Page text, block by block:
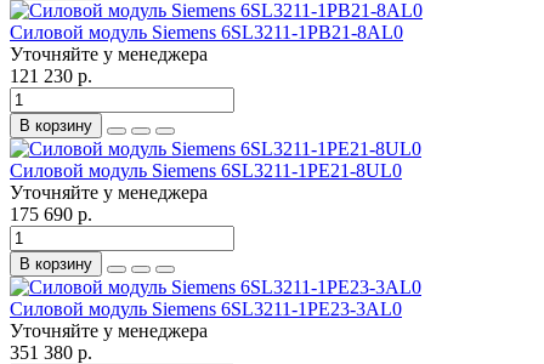
Силовой модуль Siemens 6SL3211-1PB21-8AL0
Уточняйте у менеджера
121 230 р.
В корзину
Силовой модуль Siemens 6SL3211-1PE21-8UL0
Уточняйте у менеджера
175 690 р.
В корзину
Силовой модуль Siemens 6SL3211-1PE23-3AL0
Уточняйте у менеджера
351 380 р.